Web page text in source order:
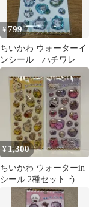
¥799
ちいかわ ウォーターイ
ンシール ハチワレ
¥ 1,300
ちいかわ ウォーターin
シール 2種セット うさ
ぎ モモンガ